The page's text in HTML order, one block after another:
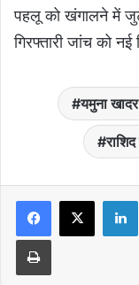
पहलू को खंगालने में
गिरफ्तारी जांच को
यमुना